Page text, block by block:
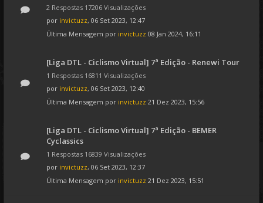
2 Respostas 17206 Visualizações
por invictuzz, 06 Set 2023, 12:47
Última Mensagem por invictuzz 08 Jan 2024, 16:11
[Liga DTL - Ciclismo Virtual] 7ª Edição - Renewi Tour
1 Respostas 16811 Visualizações
por invictuzz, 06 Set 2023, 12:40
Última Mensagem por invictuzz 21 Dez 2023, 15:56
[Liga DTL - Ciclismo Virtual] 7ª Edição - BEMER
Cyclassics
1 Respostas 16839 Visualizações
por invictuzz, 06 Set 2023, 12:37
Última Mensagem por invictuzz 21 Dez 2023, 15:51